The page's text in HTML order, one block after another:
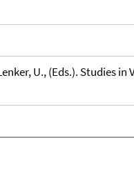
U., (Eds.). Studies